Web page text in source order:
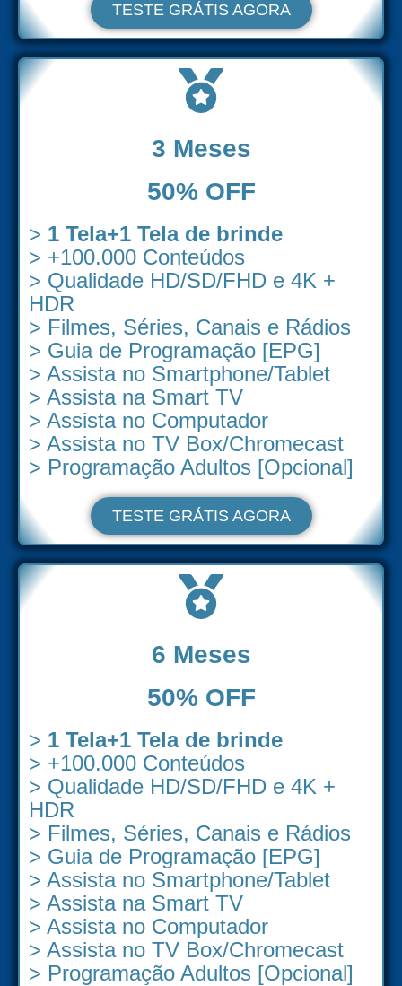
TESTE GRÁTIS AGORA
3 Meses
50% OFF
> 1 Tela+1 Tela de brinde
> +100.000 Conteúdos
> Qualidade HD/SD/FHD e 4K +
HDR
> Filmes, Séries, Canais e Rádios
> Guia de Programação [EPG]
> Assista no Smartphone/Tablet
> Assista na Smart TV
> Assista no Computador
> Assista no TV Box/Chromecast
> Programação Adultos [Opcional]
TESTE GRÁTIS AGORA
6 Meses
50% OFF
> 1 Tela+1 Tela de brinde
> +100.000 Conteúdos
> Qualidade HD/SD/FHD e 4K +
HDR
> Filmes, Séries, Canais e Rádios
> Guia de Programação [EPG]
> Assista no Smartphone/Tablet
> Assista na Smart TV
> Assista no Computador
> Assista no TV Box/Chromecast
> Programação Adultos [Opcional]